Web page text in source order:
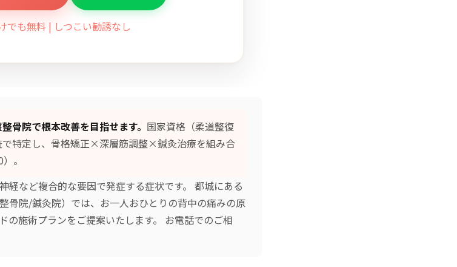
でも無料 | しつこい勧誘なし
骨院で根本改善を目指せます。 国家資格（柔道整復
特定し、 骨格矯正×深層筋調整×鍼灸治療を組み合
。
経など複合的な要因で発症する症状です。 都城にある
骨院/鍼灸院）では、お一人おひとりの背中の痛みの原
の施術プランをご提案いたします。 お電話でのご相